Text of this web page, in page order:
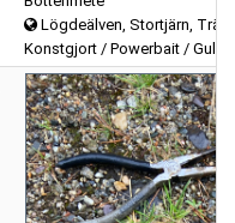
Lögdeälven, Stortjärn,
Konstgjort / Powerbait / Gulp